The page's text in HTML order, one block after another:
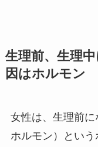
生理前、生理
因はホルモン
女性は、生理前
ホルモン）という